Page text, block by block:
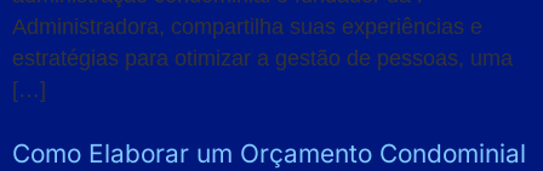
Administradora, compartilha suas experiências e
estratégias para otimizar a gestão de pessoas, uma
[…]
Como Elaborar um Orçamento Condominial